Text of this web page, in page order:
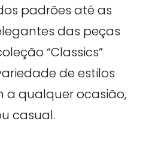
padrões até as
das peças
“Classics”
de estilos
a qualquer ocasião,
casual.